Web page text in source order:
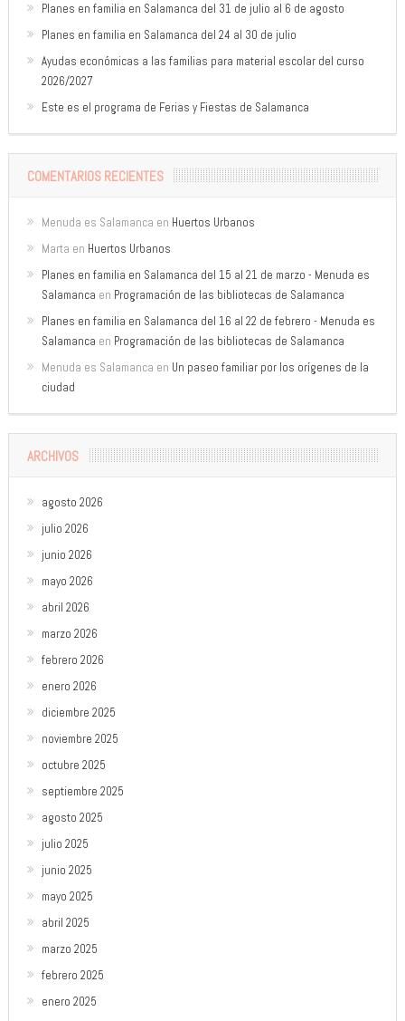
Planes en familia en Salamanca del 31 de julio al 6 de agosto
Planes en familia en Salamanca del 24 al 30 de julio
Ayudas económicas a las familias para material escolar del curso
2026/2027
Este es el programa de Ferias y Fiestas de Salamanca
COMENTARIOS RECIENTES
Menuda es Salamanca en Huertos Urbanos
Marta en Huertos Urbanos
Planes en familia en Salamanca del 15 al 21 de marzo - Menuda es
Salamanca en Programación de las bibliotecas de Salamanca
Planes en familia en Salamanca del 16 al 22 de febrero - Menuda es
Salamanca en Programación de las bibliotecas de Salamanca
Menuda es Salamanca en Un paseo familiar por los orígenes de la
ciudad
ARCHIVOS
agosto 2026
julio 2026
junio 2026
mayo 2026
abril 2026
marzo 2026
febrero 2026
enero 2026
diciembre 2025
noviembre 2025
octubre 2025
septiembre 2025
agosto 2025
julio 2025
junio 2025
mayo 2025
abril 2025
marzo 2025
febrero 2025
enero 2025